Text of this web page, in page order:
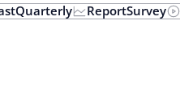
Quarterly ReportSurvey